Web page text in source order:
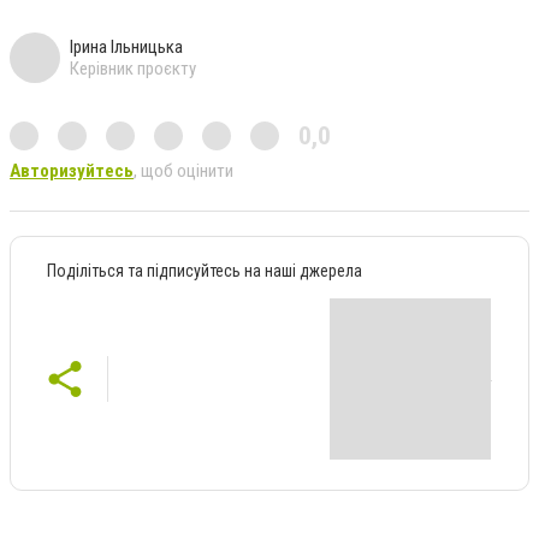
Ірина Ільницька
Керівник проєкту
0,0
Авторизуйтесь, щоб оцінити
Поділіться та підписуйтесь на наші джерела